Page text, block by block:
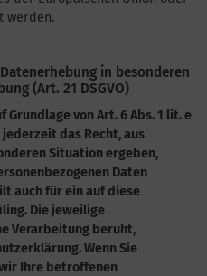
werden.
in besonderen
(Art. 21 DSGVO)
von Art. 6 Abs. 1 lit. e
jederzeit das Recht, aus
Situation ergeben,
Daten
auch für ein auf diese
Die jeweilige
Verarbeitung beruht,
Wenn Sie
Ihre betroffenen